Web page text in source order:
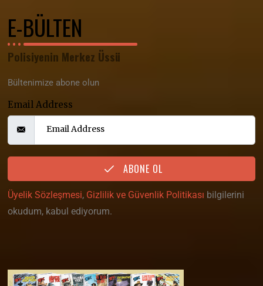
E-BÜLTEN
Polisiyenin Merkez Üssü
Bültenimize abone olun
Email Address
ABONE OL
Üyelik Sözleşmesi, Gizlilik ve Güvenlik Politikası bilgilerini
okudum, kabul ediyorum.